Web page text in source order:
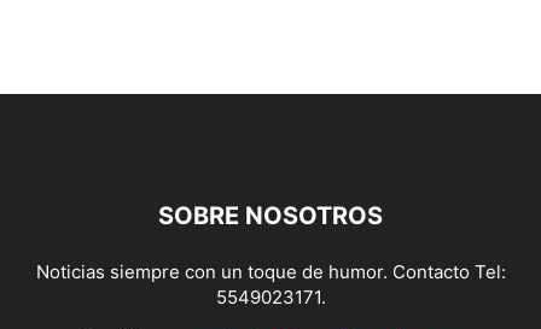
SOBRE NOSOTROS
Noticias siempre con un toque de humor. Contacto Tel:
5549023171.